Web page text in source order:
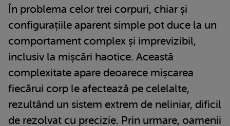
În problema celor trei corpuri, chiar și
configurațiile aparent simple pot duce la un
comportament complex și imprevizibil,
inclusiv la mișcări haotice. Această
complexitate apare deoarece mișcarea
fiecărui corp le afectează pe celelalte,
rezultând un sistem extrem de neliniar, dificil
de rezolvat cu precizie. Prin urmare, oamenii